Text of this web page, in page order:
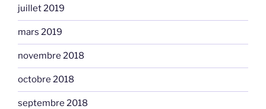
juillet 2019
mars 2019
novembre 2018
octobre 2018
septembre 2018